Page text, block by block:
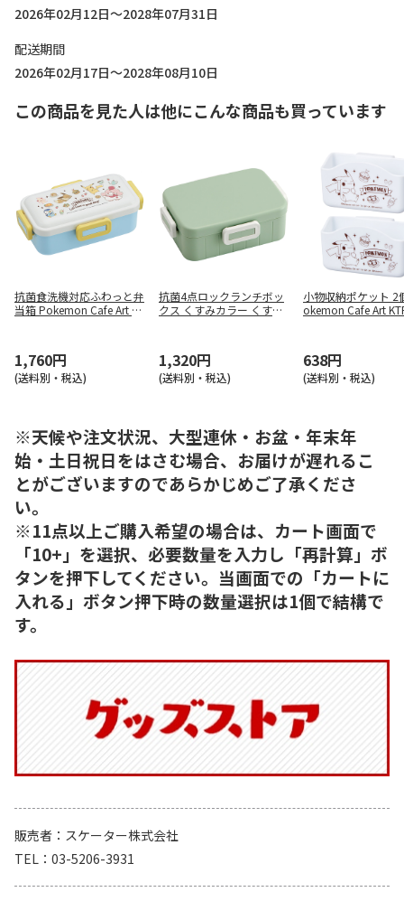
2026年02月12日～2028年07月31日
配送期間
2026年02月17日～2028年08月10日
この商品を見た人は他にこんな商品も買っています
抗菌食洗機対応ふわっと弁
当箱 Pokemon Cafe Art PF
1,760円
(送料別・税込)
抗菌4点ロックランチボッ
クス くすみカラー くすみ
1,320円
(送料別・税込)
小物収納ポケット 2
okemon Cafe Art
638円
(送料別・税込)
※天候や注文状況、大型連休・お盆・年末年
始・土日祝日をはさむ場合、お届けが遅れるこ
とがございますのであらかじめご了承くださ
い。
※11点以上ご購入希望の場合は、カート画面で
「10+」を選択、必要数量を入力し「再計算」ボ
タンを押下してください。当画面での「カートに
入れる」ボタン押下時の数量選択は1個で結構で
す。
販売者
スケーター株式会社
TEL
03-5206-3931